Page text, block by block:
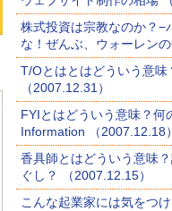
株式投資は宗教なのか？−
な！ぜんぶ、ウォーレン
T/Oとはとはどういう意
（2007.12.31）
FYIとはどういう意味？何
Information （2007.12.18）
香具師とはどういう意味
ぐし？ （2007.12.15）
こんな起業家には気をつ